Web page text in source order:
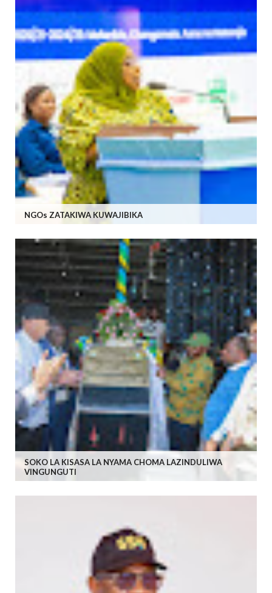
NGOs ZATAKIWA KUWAJIBIKA
SOKO LA KISASA LA NYAMA CHOMA LAZINDULIWA
VINGUNGUTI